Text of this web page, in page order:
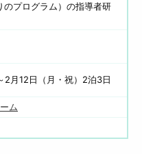
のプログラム）の指導者研
2月12日（月・祝）2泊3日
ム